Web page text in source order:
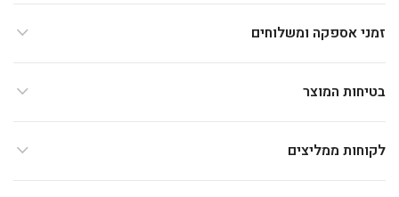
זמני אספקה ומשלוחים
בטיחות המוצר
לקוחות ממליצים